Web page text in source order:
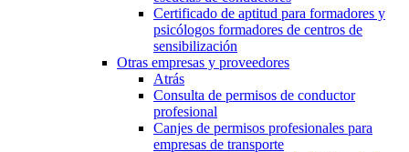
Certificado de aptitud para formadores y
psicólogos formadores de centros de
sensibilización
Otras empresas y proveedores
Atrás
Consulta de permisos de conductor
profesional
Canjes de permisos profesionales para
empresas de transporte